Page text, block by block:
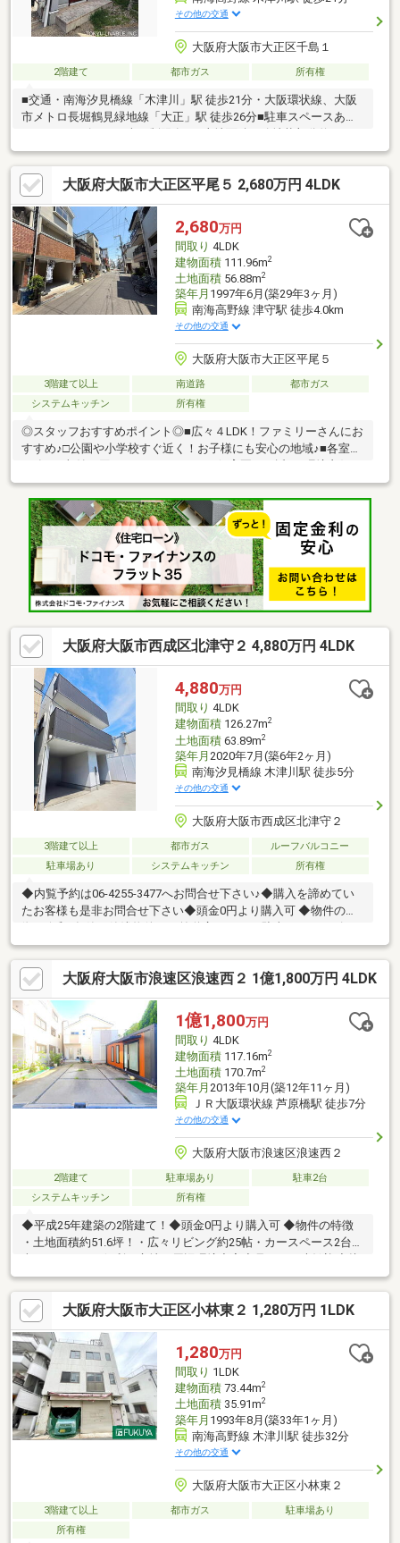
その他の交通
大阪府大阪市大正区千島１
2階建て 都市ガス 所有権
■交通・南海汐見橋線「木津川」駅 徒歩21分・大阪環状線、大阪
市メトロ長堀鶴見緑地線「大正」駅 徒歩26分■駐車スペースあり
㎡含みます■専有面積：80.39㎡、4LDKタイプの間取です■小屋裏
収納あります■ライフインフォメーション・ファミリーマート大
正千島一丁目店…徒歩8分（約630m）・ファミリーマート大正千
島店…徒歩13分（約1020m）・スーパーマルハチ大正店…徒歩13分
（約990m）・千島公園…徒歩7分（約510m）・泉尾東小学校…徒
歩12分（960m）・大正北中学校…徒歩20分（1550m）
大阪府大阪市大正区平尾５ 2,680万円 4LDK
2,680万円
間取り 4LDK
建物面積111.96m2
土地面積56.88m2
築年月 1997年6月(築29年3ヶ月)
南海高野線 津守駅 徒歩4.0km
その他の交通
大阪府大阪市大正区平尾５
3階建て以上 南道路
都市ガス
システムキッチン
所有権
◎スタッフおすすめポイント◎■広々４LDK！ファミリーさんにお
すすめ♪□公園や小学校すぐ近く！お子様にも安心の地域♪■各室に
ローンのお悩みもぜひお気軽にお聞かせください♪～周辺環境～サ
ボイ恩加島味道楽 徒歩３分ローソン大正平尾四丁目店 徒歩３
分大阪市立平尾小学校 徒歩６分大阪市大正中学校 徒歩８分南
恩加島幼稚園 徒歩３分□７ARC公式LINEができました！！
SUUMOに載っていない物件も多数ございます。お気軽に何でも
お問い合わせください！
大阪府大阪市西成区北津守２ 4,880万円 4LDK
4,880万円
間取り 4LDK
建物面積126.27m2
土地面積63.89m2
築年月 2020年7月(築6年2ヶ月)
南海汐見橋線 木津川駅 徒歩5分
その他の交通
大阪府大阪市西成区北津守２
3階建て以上 都市ガス
ルーフバルコニー
駐車場あり
システムキッチン 所有権
◆内覧予約は06-4255-3477へお問合せ下さい♪◆購入を諦めてい
たお客様も是非お問合せ下さい◆頭金0円より購入可 ◆物件の特
ビルトインガレージあり・屋上ルーフバルコニー付き！・約17.5
帖の広々LDK◆見るだけ大歓迎◆接客対応品質に自信があり◆夜
間早朝もお気軽にご連絡ください！◆無料送迎可「購入するか分
からないけど見るだけ見たい」「他社の物件もまとめて見てみた
い」等 ご購入をご検討中のお客様にとって、より良い条件でご購
入頂く為に精一杯サポート致します不動産の事なら何でもお気軽
にご相談下さい！
大阪府大阪市浪速区浪速西２ 1億1,800万円 4LDK
1億1,800万円
間取り 4LDK
建物面積117.16m2
土地面積170.7m2
築年月 2013年10月(築12年11ヶ月)
ＪＲ大阪環状線 芦原橋駅 徒歩7分
その他の交通
大阪府大阪市浪速区浪速西２
2階建て 駐車場あり
駐車2台
システムキッチン
所有権
◆平成25年建築の2階建て！◆頭金0円より購入可 ◆物件の特徴
・土地面積約51.6坪！・広々リビング約25帖・カースペース2台駐
客対応品質に自信があり◆ご相談だけでも承ります◆夜間早朝も
お気軽にご連絡ください！◆無料送迎可
◇―◇―◇―◇―◇―◇―◇―◇―◇―◇―◇「購入するか分からな
いけど見るだけ見たい」「家を見るのが初めてで不安」「他社の
物件もまとめて見てみたい」等 ご購入をご検討中のお客様にとっ
て、より良い条件でご購入頂く為に精一杯サポート致します！不
動産の事なら何でもお気軽にご相談下さい！
大阪府大阪市大正区小林東２ 1,280万円 1LDK
1,280万円
間取り 1LDK
建物面積73.44m2
土地面積35.91m2
築年月 1993年8月(築33年1ヶ月)
南海高野線 木津川駅 徒歩32分
その他の交通
大阪府大阪市大正区小林東２
3階建て以上 都市ガス
駐車場あり
所有権